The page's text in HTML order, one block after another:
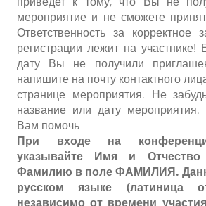
мероприятие и не сможете
Ответственность за корректное
регистрации лежит на участнике!
дату Вы не получили
напишите на почту контактного
странице мероприятия. Не
название или дату
Вам помочь
При входе на
указывайте Имя и
Фамилию в поле ФАМИЛИЯ.
русском языке (латиница
независимо от времени